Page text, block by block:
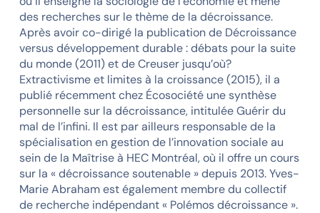
des recherches sur le thème de la décroissance.
Après avoir co-dirigé la publication de Décroissance
versus développement durable : débats pour la suite
du monde (2011) et de Creuser jusqu’où?
Extractivisme et limites à la croissance (2015), il a
publié récemment chez Écosociété une synthèse
personnelle sur la décroissance, intitulée Guérir du
mal de l’infini. Il est par ailleurs responsable de la
spécialisation en gestion de l’innovation sociale au
sein de la Maîtrise à HEC Montréal, où il offre un cours
sur la « décroissance soutenable » depuis 2013. Yves-
Marie Abraham est également membre du collectif
de recherche indépendant « Polémos décroissance ».